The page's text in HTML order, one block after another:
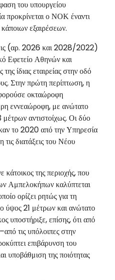
του υπουργείου
προκρίνεται ο ΝΟΚ έναντι
εξαιρέσεων.
(αρ. 2026 και 2028/2022)
Εφετείο Αθηνών και
ίδιας εταιρείας στην οδό
Στην πρώτη περίπτωση, η
οκταώροφη
εννεαώροφη, με ανώτατο
αντιστοίχως. Οι δύο
το 2020 από την Υπηρεσία
διατάξεις του Νέου
της περιοχής, που
Αμπελοκήπων καλύπτεται
ορίζει ρητώς για τη
ύψος 21 μέτρων και ανώτατο
υποστήριξε, επίσης, ότι από
τις υπόλοιπες στην
επιβάρυνση του
υποβάθμιση της ποιότητας